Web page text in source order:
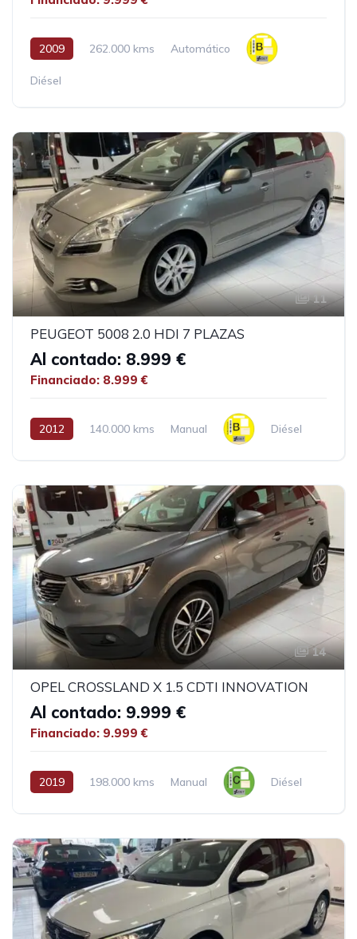
2009 262.000 kms Automático
Diésel
11
PEUGEOT 5008 2.0 HDI 7 PLAZAS
Al contado: 8.999 €
Financiado: 8.999 €
2012 140.000 kms Manual Diésel
14
OPEL CROSSLAND X 1.5 CDTI INNOVATION
Al contado: 9.999 €
Financiado: 9.999 €
2019 198.000 kms Manual Diésel